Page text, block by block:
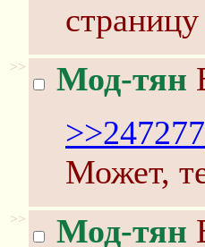
>> Мод-тян
>>247277
Может,
>> Мод-тян